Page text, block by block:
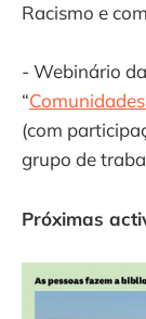
Racismo e
- Webinário
“
(com
grupo de
Próximas